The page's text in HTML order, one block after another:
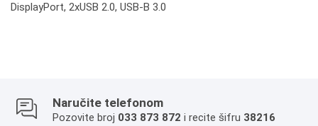
DisplayPort, 2xUSB 2.0, USB-B 3.0
Naručite telefonom
Pozovite broj 033 873 872 i recite šifru 38216